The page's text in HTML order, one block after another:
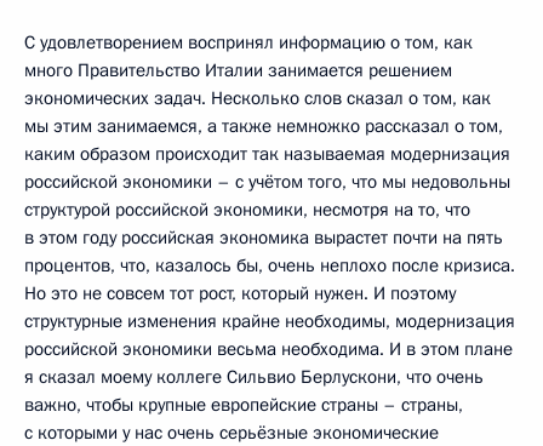
С удовлетворением воспринял информацию о том, как
много Правительство Италии занимается решением
экономических задач. Несколько слов сказал о том, как
мы этим занимаемся, а также немножко рассказал о том,
каким образом происходит так называемая модернизация
российской экономики – с учётом того, что мы недовольны
структурой российской экономики, несмотря на то, что
в этом году российская экономика вырастет почти на пять
процентов, что, казалось бы, очень неплохо после кризиса.
Но это не совсем тот рост, который нужен. И поэтому
структурные изменения крайне необходимы, модернизация
российской экономики весьма необходима. И в этом плане
я сказал моему коллеге Сильвио Берлускони, что очень
важно, чтобы крупные европейские страны – страны,
с которыми у нас очень серьёзные экономические